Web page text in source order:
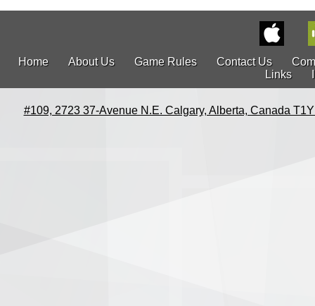
Home About Us Game Rules Contact Us
Links
#109, 2723 37-Avenue N.E. Calgary, Alberta, Canada